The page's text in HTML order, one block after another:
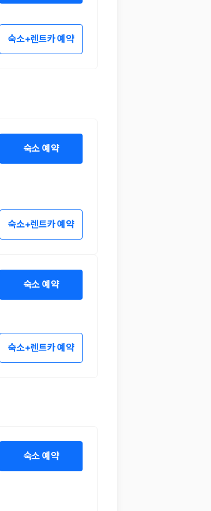
숙소+렌트카 예약
숙소 예약
숙소+렌트카 예약
숙소 예약
숙소+렌트카 예약
숙소 예약